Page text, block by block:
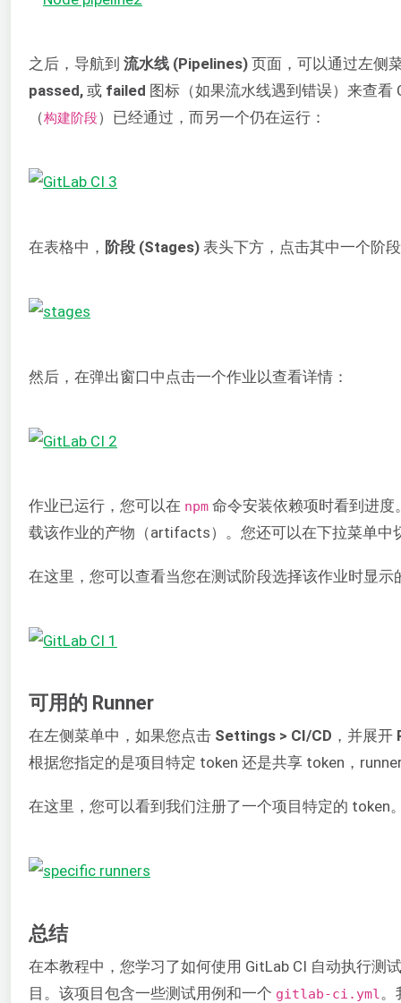
之后，导航到 流水线 (Pipelines) 页面，可以通过左侧
passed, 或 failed 图标（如果流水线遇到错误）来查
（构建阶段）已经通过，而另一个仍在运行：
在表格中， 阶段 (Stages) 表头下方，点击其中一个阶
然后，在弹出窗口中点击一个作业以查看详情：
作业已运行，您可以在 npm 命令安装依赖项时看到进
载该作业的产物（artifacts）。您还可以在下拉菜单中
在这里，您可以查看当您在测试阶段选择该作业时显示
可用的 Runner
在左侧菜单中，如果您点击 Settings > CI/CD ，并展开
根据您指定的是项目特定 token 还是共享 token，
在这里，您可以看到我们注册了一个项目特定的 token
总结
在本教程中，您学习了如何使用 GitLab CI 自动执行测
目。该项目包含一些测试用例和一个 gitlab-ci.yml 。